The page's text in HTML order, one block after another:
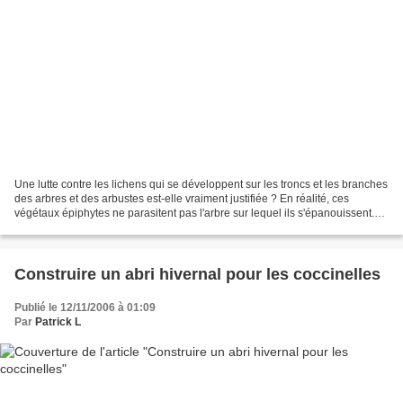
Une lutte contre les lichens qui se développent sur les troncs et les branches
des arbres et des arbustes est-elle vraiment justifiée ? En réalité, ces
végétaux épiphytes ne parasitent pas l'arbre sur lequel ils s'épanouissent.
Construire un abri hivernal pour les coccinelles
Publié le 12/11/2006 à 01:09
Par Patrick L